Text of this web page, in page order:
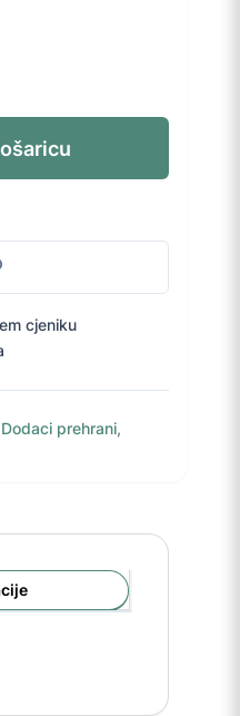
cjeniku
Dodaci prehrani,